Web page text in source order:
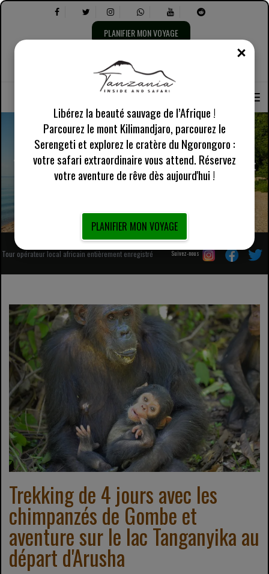
PLANIFIER MON VOYAGE
Sélectionnez
les
éléments
suivants :
Informations pratiques
Trekking de 4 jours avec les chimpanzés de Gombe et
aventure sur le lac Tanganyika au départ d'Arusha
Tour opérateur local africain entièrement enregistré Suivez-nous
Trekking de 4 jours avec les
chimpanzés de Gombe et
aventure sur le lac Tanganyika au
départ d'Arusha
Libérez la beauté sauvage de l’Afrique !
Parcourez le mont Kilimandjaro, parcourez le
Serengeti et explorez le cratère du Ngorongoro :
votre safari extraordinaire vous attend. Réservez
votre aventure de rêve dès aujourd'hui !
PLANIFIER MON VOYAGE